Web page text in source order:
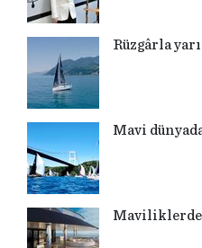
Rüzgârla
Mavi
Maviliklerde